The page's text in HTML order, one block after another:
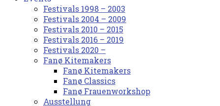
Festivals 1998 – 2003
Festivals 2004 – 2009
Festivals 2010 – 2015
Festivals 2016 – 2019
Festivals 2020 –
Fanø Kitemakers
Fanø Kitemakers
Fanø Classics
Fanø Frauenworkshop
Ausstellung